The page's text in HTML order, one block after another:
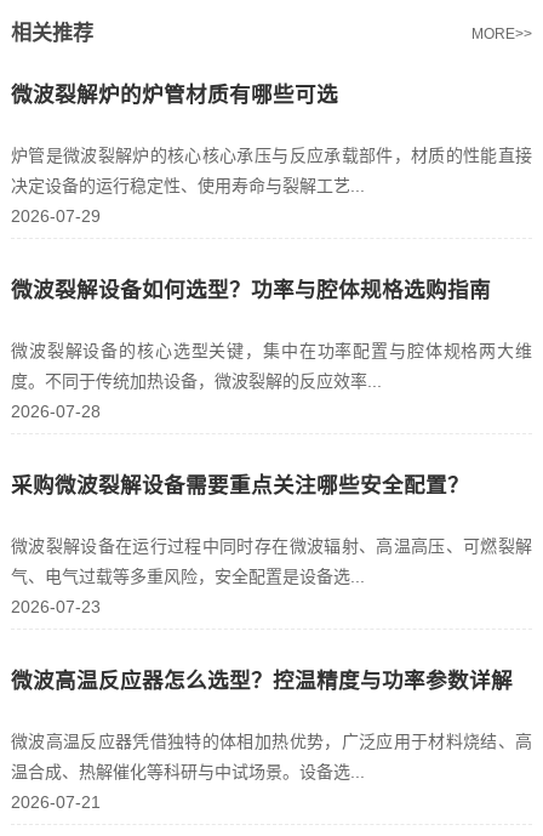
相关推荐 MORE>>
微波裂解炉的炉管材质有哪些可选
炉管是微波裂解炉的核心核心承压与反应承载部件，材质的性能直接
决定设备的运行稳定性、使用寿命与裂解工艺...
2026-07-29
微波裂解设备如何选型？功率与腔体规格选购指南
微波裂解设备的核心选型关键，集中在功率配置与腔体规格两大维
度。不同于传统加热设备，微波裂解的反应效率...
2026-07-28
采购微波裂解设备需要重点关注哪些安全配置？
微波裂解设备在运行过程中同时存在微波辐射、高温高压、可燃裂解
气、电气过载等多重风险，安全配置是设备选...
2026-07-23
微波高温反应器怎么选型？控温精度与功率参数详解
微波高温反应器凭借独特的体相加热优势，广泛应用于材料烧结、高
温合成、热解催化等科研与中试场景。设备选...
2026-07-21